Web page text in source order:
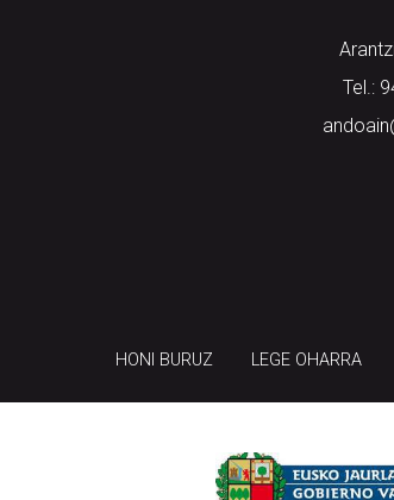
Tel.:
HONI BURUZ LEGE OHARRA